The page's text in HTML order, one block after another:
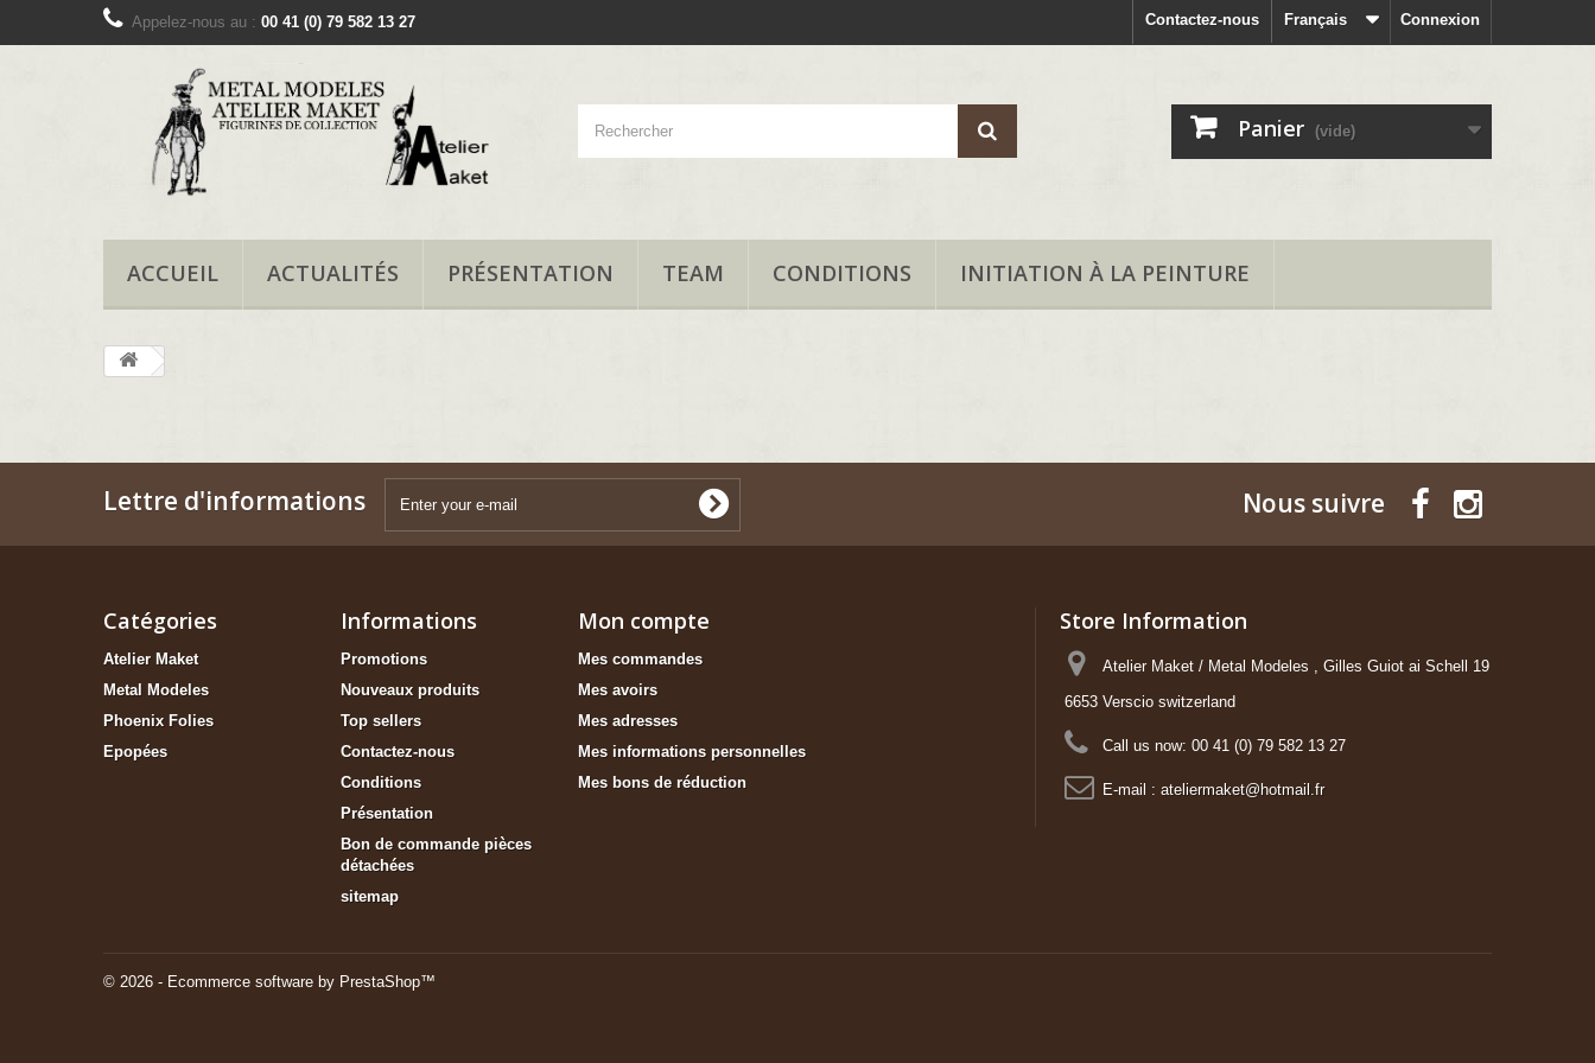
Connexion
Français
Contactez-nous
Appelez-nous au : 00 41 (0) 79 582 13 27
Panier (vide)
ACCUEIL ACTUALITÉS PRÉSENTATION TEAM CONDITIONS INITIATION À LA PEINTURE
Lettre d'informations Nous suivre
Catégories
Atelier Maket
Metal Modeles
Phoenix Folies
Epopées
Informations
Promotions
Nouveaux produits
Top sellers
Contactez-nous
Conditions
Présentation
Bon de commande pièces
détachées
sitemap
© 2026 - Ecommerce software by PrestaShop™
Mon compte
Mes commandes
Mes avoirs
Mes adresses
Mes informations personnelles
Mes bons de réduction
Store Information
Atelier Maket / Metal Modeles , Gilles Guiot ai Schell 19
6653 Verscio switzerland
Call us now: 00 41 (0) 79 582 13 27
E-mail : ateliermaket@hotmail.fr